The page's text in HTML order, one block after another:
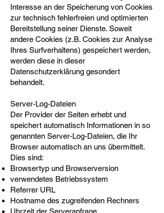
Interesse an der Speicherung von Cookies
zur technisch fehlerfreien und optimierten
Bereitstellung seiner Dienste. Soweit
andere Cookies (z.B. Cookies zur Analyse
Ihres Surfverhaltens) gespeichert werden,
werden diese in dieser
Datenschutzerklärung gesondert
behandelt.
Server-Log-Dateien
Der Provider der Seiten erhebt und
speichert automatisch Informationen in so
genannten Server-Log-Dateien, die Ihr
Browser automatisch an uns übermittelt.
Dies sind:
Browsertyp und Browserversion
verwendetes Betriebssystem
Referrer URL
Hostname des zugreifenden Rechners